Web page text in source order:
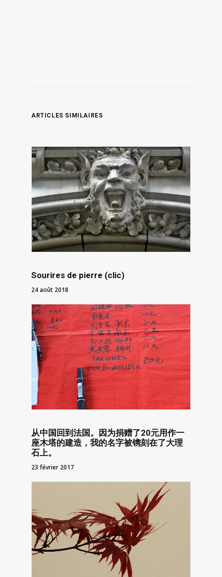
ARTICLES SIMILAIRES
Sourires de pierre (clic)
24 août 2018
从中国回到法国。因为捐赠了20元用作一
座木塔的建造，我的名字被镌刻在了大理
石上。
23 février 2017